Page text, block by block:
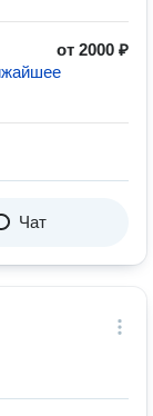
от 2000 ₽
Чат